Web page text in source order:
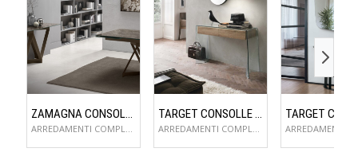
ZAMAGNA CONSOLLE FLAME
ARREDAMENTI COMPLEMENTI D'ARREDO
TARGET CONSOLLE ESCAPE
ARREDAMENTI COMPLEMENTI D'ARREDO